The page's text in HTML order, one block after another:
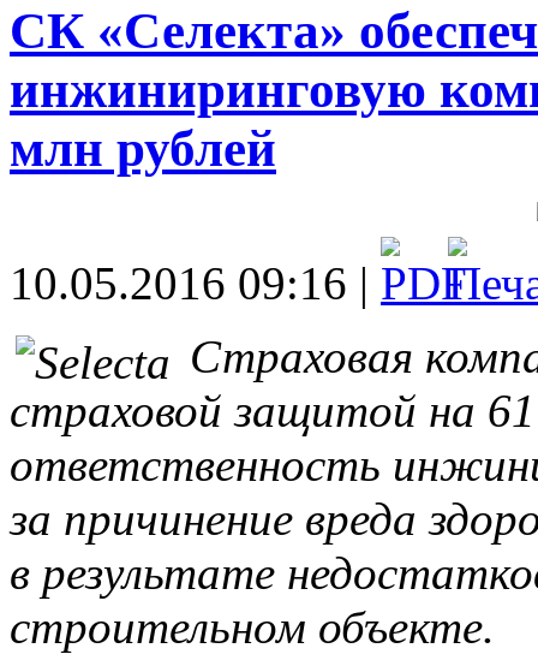
СК «Селекта»
инжиниринговую
млн рублей
10.05.2016 09:16 |
Страховая
страховой защитой на
ответственность
за причинение вреда
в результате
строительном объекте.